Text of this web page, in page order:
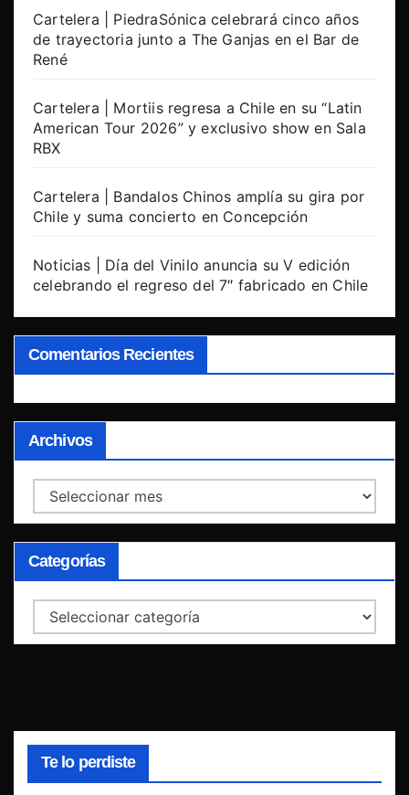
Cartelera | PiedraSónica celebrará cinco años
de trayectoria junto a The Ganjas en el Bar de
René
Cartelera | Mortiis regresa a Chile en su “Latin
American Tour 2026” y exclusivo show en Sala
RBX
Cartelera | Bandalos Chinos amplía su gira por
Chile y suma concierto en Concepción
Noticias | Día del Vinilo anuncia su V edición
celebrando el regreso del 7″ fabricado en Chile
Comentarios Recientes
Archivos
Archivos
Categorías
Categorías
Te lo perdiste